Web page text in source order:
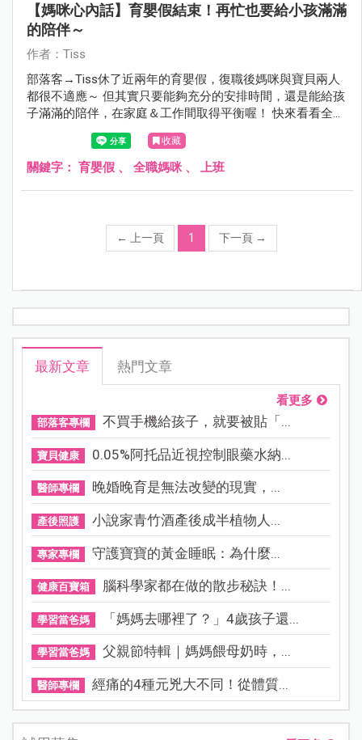
【媽咪心內話】育嬰假結束！再忙也要給小孩滿滿
的陪伴～
作者：Tiss
部落客→Tiss休了近兩年的育嬰假，復職後媽咪與寶貝兩人
都很不適應～ 但其實只要能夠充分的安排時間，還是能給孩
子滿滿的陪伴，在家庭＆工作間取得平衡喔！ 快來看看全職
媽咪復職後的心情分享吧～
收藏
關鍵字： 育嬰假 、 全職媽咪 、 上班
← 上一頁 1 下一頁 →
最新文章 熱門文章
看更多
部落客專欄 不買手機給孩子，就要被貼「...
寶貝健康 0.05%阿托品近視控制眼藥水納...
醫師專欄 晚婚晚育是無法改變的現實，...
產後照護 小說家青竹酒產後成半植物人...
專家專欄 守護寶寶的黃金睡眠：為什麼...
健康百寶箱 腦科學家都在做的散步秘訣！...
學習當爸媽 「媽媽去哪裡了？」4歲孩子還...
學習當爸媽 父親節特輯｜媽媽餵母奶時，...
醫師專欄 經痛的4種元兇大不同！從體質...